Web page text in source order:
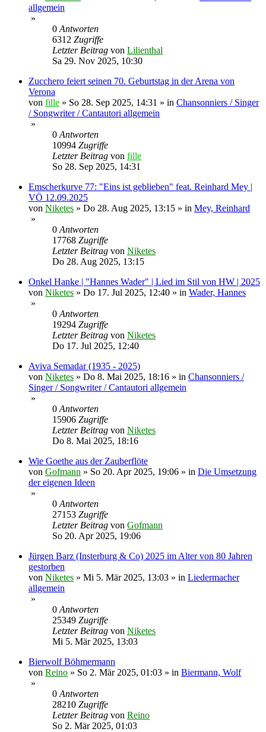
allgemein
»
0Antworten
6312 Zugriffe
Letzter Beitrag von Lilienthal
Sa 29. Nov 2025, 10:30
Zucchero feiert seinen 70. Geburtstag in der Arena von
Verona
von fille » So 28. Sep 2025, 14:31 » in Chansonniers / Singer
/ Songwriter / Cantautori allgemein
»
0Antworten
10994 Zugriffe
Letzter Beitrag von fille
So 28. Sep 2025, 14:31
Emscherkurve 77: "Eins ist geblieben" feat. Reinhard Mey |
VÖ 12.09.2025
von Niketes » Do 28. Aug 2025, 13:15 » in Mey, Reinhard
»
0Antworten
17768 Zugriffe
Letzter Beitrag von Niketes
Do 28. Aug 2025, 13:15
Onkel Hanke | "Hannes Wader" | Lied im Stil von HW | 2025
von Niketes » Do 17. Jul 2025, 12:40 » in Wader, Hannes
»
0Antworten
19294 Zugriffe
Letzter Beitrag von Niketes
Do 17. Jul 2025, 12:40
Aviva Semadar (1935 - 2025)
von Niketes » Do 8. Mai 2025, 18:16 » in Chansonniers /
Singer / Songwriter / Cantautori allgemein
»
0Antworten
15906 Zugriffe
Letzter Beitrag von Niketes
Do 8. Mai 2025, 18:16
Wie Goethe aus der Zauberflöte
von Gofmann » So 20. Apr 2025, 19:06 » in Die Umsetzung
der eigenen Ideen
»
0Antworten
27153 Zugriffe
Letzter Beitrag von Gofmann
So 20. Apr 2025, 19:06
Jürgen Barz (Insterburg & Co) 2025 im Alter von 80 Jahren
gestorben
von Niketes » Mi 5. Mär 2025, 13:03 » in Liedermacher
allgemein
»
0Antworten
25349 Zugriffe
Letzter Beitrag von Niketes
Mi 5. Mär 2025, 13:03
Bierwolf Böhmermann
von Reino » So 2. Mär 2025, 01:03 » in Biermann, Wolf
»
0Antworten
28210 Zugriffe
Letzter Beitrag von Reino
So 2. Mär 2025, 01:03